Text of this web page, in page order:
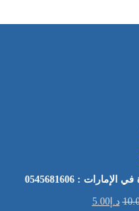
: 0545681606
د.إ5.00